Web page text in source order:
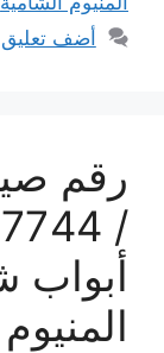
أضف تعليق
رقم
أبواب
المنيوم